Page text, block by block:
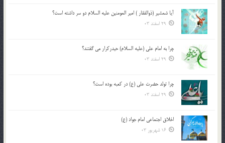
آیا شمشیر (ذوالفقار ) امیر المومنین علیه السلام دو سر داشته است؟
29 اسفند 03
چرا به امام علی (علیه السلام) حیدرکرار می گفتند؟
29 اسفند 03
چرا تولد حضرت علی (ع) در کعبه بوده است؟
29 اسفند 03
اخلاق اجتماعی امام جواد (ع)
16 شهریور 03